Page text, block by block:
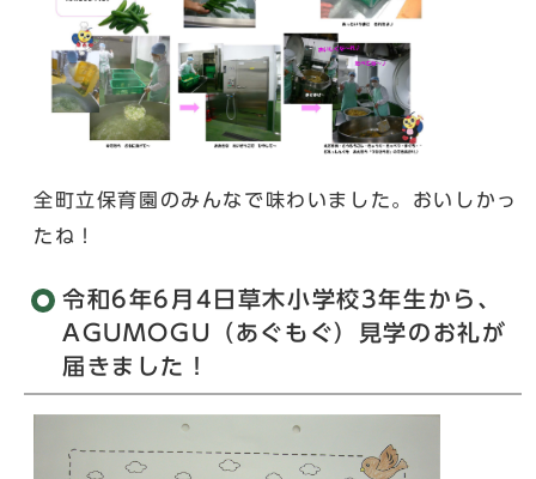
全町立保育園のみんなで味わいました。おいしかっ
たね！
令和6年6月4日草木小学校3年生から、
AGUMOGU（あぐもぐ）見学のお礼が
届きました！